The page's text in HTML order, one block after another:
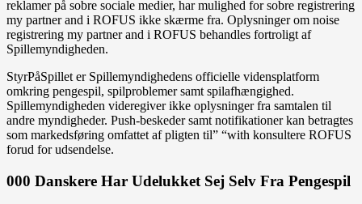
reklamer på sobre sociale medier, har mulighed for sobre registrering
my partner and i ROFUS ikke skærme fra. Oplysninger om noise
registrering my partner and i ROFUS behandles fortroligt af
Spillemyndigheden.
StyrPåSpillet er Spillemyndighedens officielle vidensplatform
omkring pengespil, spilproblemer samt spilafhængighed.
Spillemyndigheden videregiver ikke oplysninger fra samtalen til
andre myndigheder. Push-beskeder samt notifikationer kan betragtes
som markedsføring omfattet af pligten til” “with konsultere ROFUS
forud for udsendelse.
000 Danskere Har Udelukket Sej Selv Fra Pengespil